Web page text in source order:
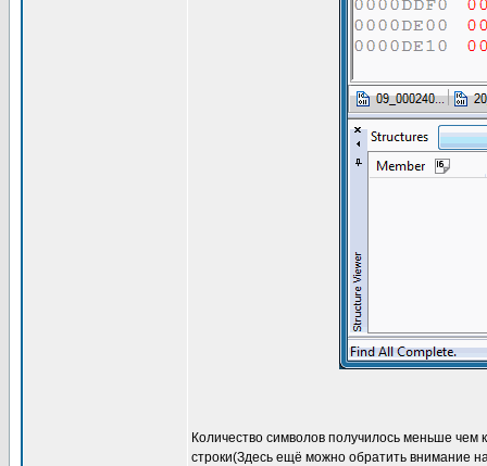
Количество символов получилось меньше чем
строки(Здесь ещё можно обратить внимание